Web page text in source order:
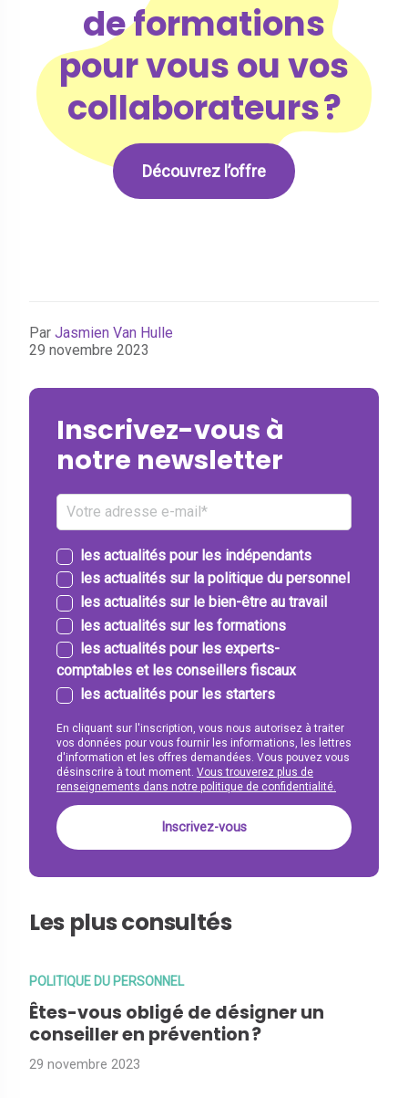
de formations
pour vous ou vos
collaborateurs ?
Découvrez l’offre
Par Jasmien Van Hulle
29 novembre 2023
Inscrivez-vous à
notre newsletter
les actualités pour les indépendants
les actualités sur la politique du personnel
les actualités sur le bien-être au travail
les actualités sur les formations
les actualités pour les experts-
comptables et les conseillers fiscaux
les actualités pour les starters
En cliquant sur l'inscription, vous nous autorisez à traiter
vos données pour vous fournir les informations, les lettres
d'information et les offres demandées. Vous pouvez vous
désinscrire à tout moment. Vous trouverez plus de
renseignements dans notre politique de confidentialité.
Les plus consultés
POLITIQUE DU PERSONNEL
Êtes-vous obligé de désigner un
conseiller en prévention ?
29 novembre 2023